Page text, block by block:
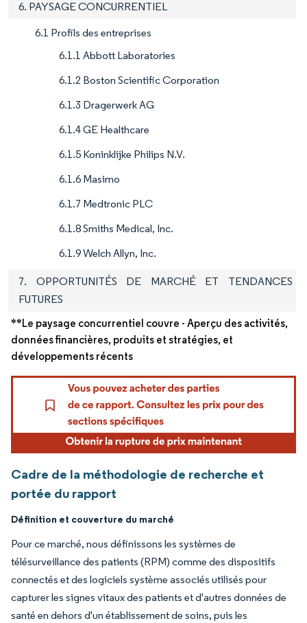
6. PAYSAGE CONCURRENTIEL
6.1 Profils des entreprises
6.1.1 Abbott Laboratories
6.1.2 Boston Scientific Corporation
6.1.3 Dragerwerk AG
6.1.4 GE Healthcare
6.1.5 Koninklijke Philips N.V.
6.1.6 Masimo
6.1.7 Medtronic PLC
6.1.8 Smiths Medical, Inc.
6.1.9 Welch Allyn, Inc.
7. OPPORTUNITÉS DE MARCHÉ ET TENDANCES
FUTURES
**Le paysage concurrentiel couvre - Aperçu des activités,
données financières, produits et stratégies, et
développements récents
Cadre de la méthodologie de recherche et
portée du rapport
Définition et couverture du marché
Pour ce marché, nous définissons les systèmes de
télésurveillance des patients (RPM) comme des dispositifs
connectés et des logiciels système associés utilisés pour
capturer les signes vitaux des patients et d'autres données de
santé en dehors d'un établissement de soins, puis les